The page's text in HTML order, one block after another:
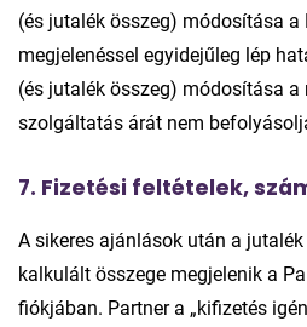
(és jutalék összeg) módosítása a
megjelenéssel egyidejűleg lép
(és jutalék összeg) módosítása a
szolgáltatás árát nem
7. Fizetési feltételek,
A sikeres ajánlások után a
kalkulált összege megjelenik a
fiókjában. Partner a „kifizetés